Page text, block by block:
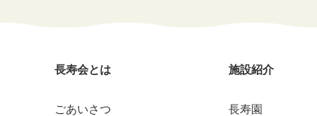
長寿会とは
ごあいさつ
施設紹介
長寿園